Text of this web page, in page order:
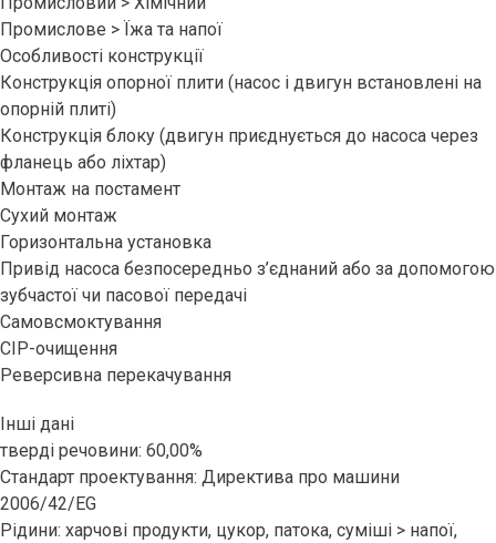
Промислове > Їжа та напої
Особливості конструкції
Конструкція опорної плити (насос і двигун встановлені на
опорній плиті)
Конструкція блоку (двигун приєднується до насоса через
фланець або ліхтар)
Монтаж на постамент
Сухий монтаж
Горизонтальна установка
Привід насоса безпосередньо з’єднаний або за допомогою
зубчастої чи пасової передачі
Самовсмоктування
CIP-очищення
Реверсивна перекачування
Інші дані
тверді речовини: 60,00%
Стандарт проектування: Директива про машини
2006/42/EG
Рідини: харчові продукти, цукор, патока, суміші > напої,